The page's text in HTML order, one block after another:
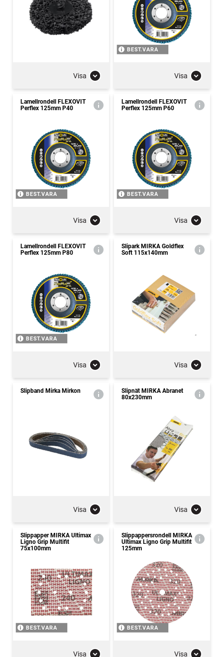
Visa
BEST.VARA
Visa
Lamellrondell FLEXOVIT
Perflex 125mm P40
BEST.VARA
Visa
Lamellrondell FLEXOVIT
Perflex 125mm P60
BEST.VARA
Visa
Lamellrondell FLEXOVIT
Perflex 125mm P80
BEST.VARA
Visa
Slipark MIRKA Goldflex
Soft 115x140mm
Visa
Slipband Mirka Mirkon
Visa
Slipnät MIRKA Abranet
80x230mm
Visa
Slippapper MIRKA Ultimax
Ligno Grip Multifit
75x100mm
BEST.VARA
Visa
Slippappersrondell MIRKA
Ultimax Ligno Grip Multifit
125mm
BEST.VARA
Visa